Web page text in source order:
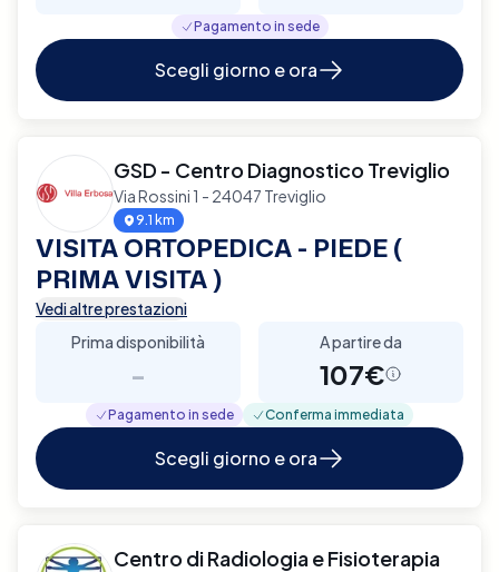
Pagamento in sede
Scegli giorno e ora
GSD - Centro Diagnostico Treviglio
Via Rossini 1 - 24047 Treviglio
9.1 km
VISITA ORTOPEDICA - PIEDE (
PRIMA VISITA )
Vedi altre prestazioni
Prima disponibilità
-
A partire da
107€
Pagamento in sede Conferma immediata
Scegli giorno e ora
Centro di Radiologia e Fisioterapia